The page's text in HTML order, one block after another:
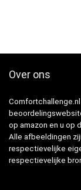
Over ons
op amazon en u op
Alle afbeeldingen
respectievelijke
respectievelijke